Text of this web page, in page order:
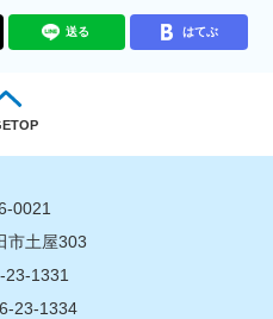
送る はてぶ
0021
市土屋303
23-1331
23-1334